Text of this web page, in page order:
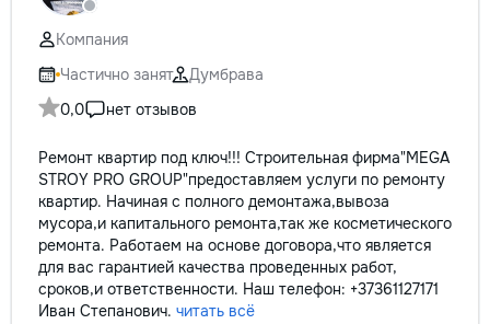
reparație veți rămâne cu schema
comunicațiilor ascunse și
fotografiile tuturor etapelor
importante. Curățenie
profesională Predăm
apartamentul complet pregătit
fără deșeuri de construcție.
Prețuri orientative pentru
materiale: Prețurile depind de țara
producătorului, brand, colecție și
categoria produsului. Gresie
porțelanată – de la 350–800+
lei/m² Laminat – de la 180–450+
lei/m² Materiale pentru lucrări
Компания
Частично занят
Думбрава
0,0
нет отзывов
Ремонт квартир под ключ!!! Строительная фирма"MEGA
STROY PRO GROUP"предоставляем услуги по ремонту
квартир. Начиная с полного демонтажа,вывоза
мусора,и капитального ремонта,так же косметического
ремонта. Работаем на основе договора,что является
для вас гарантией качества проведенных работ,
сроков,и ответственности. Наш телефон: +37361127171
Иван Степанович. читать всё